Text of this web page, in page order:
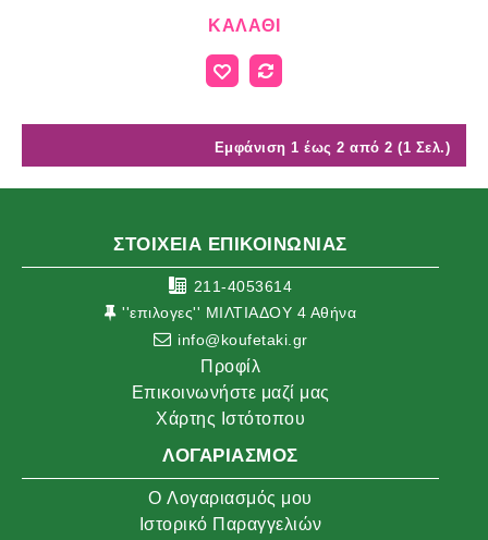
ΚΑΛΆΘΙ
Εμφάνιση 1 έως 2 από 2 (1 Σελ.)
ΣΤΟΙΧΕΙΑ ΕΠΙΚΟΙΝΩΝΙΑΣ
211-4053614
''επιλογες'' ΜΙΛΤΙΑΔΟΥ 4 Αθήνα
info@koufetaki.gr
Προφίλ
Επικοινωνήστε μαζί μας
Χάρτης Ιστότοπου
ΛΟΓΑΡΙΑΣΜΌΣ
O Λογαριασμός μου
Ιστορικό Παραγγελιών